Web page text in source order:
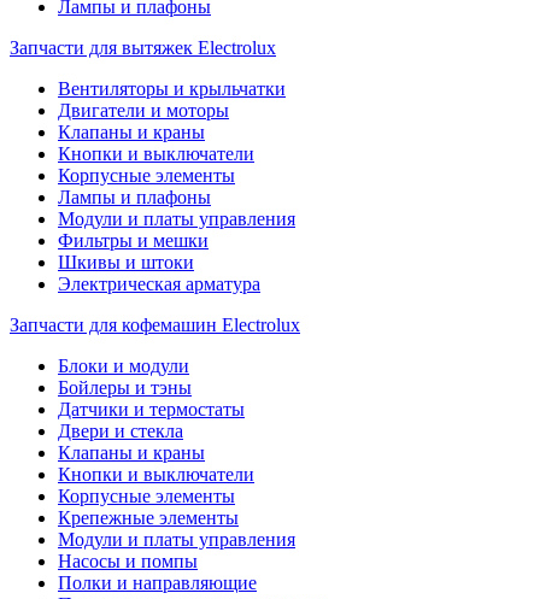
Лампы и плафоны
Запчасти для вытяжек Electrolux
Вентиляторы и крыльчатки
Двигатели и моторы
Клапаны и краны
Кнопки и выключатели
Корпусные элементы
Лампы и плафоны
Модули и платы управления
Фильтры и мешки
Шкивы и штоки
Электрическая арматура
Запчасти для кофемашин Electrolux
Блоки и модули
Бойлеры и тэны
Датчики и термостаты
Двери и стекла
Клапаны и краны
Кнопки и выключатели
Корпусные элементы
Крепежные элементы
Модули и платы управления
Насосы и помпы
Полки и направляющие